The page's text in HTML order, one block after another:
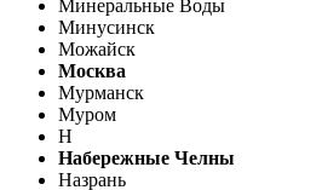
Минеральные Воды
Минусинск
Можайск
Москва
Мурманск
Муром
Н
Набережные Челны
Назрань